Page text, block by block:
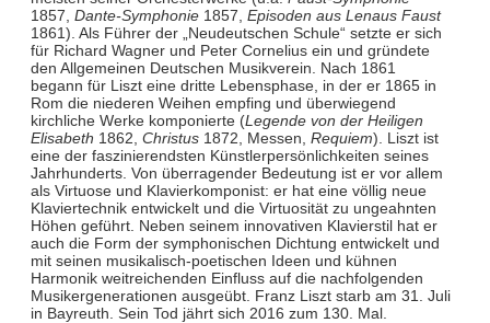
1857, Dante-Symphonie1857, Episoden aus Lenaus Faust
1861). Als Führer der „Neudeutschen Schule“ setzte er sich
für Richard Wagner und Peter Cornelius ein und gründete
den Allgemeinen Deutschen Musikverein. Nach 1861
begann für Liszt eine dritte Lebensphase, in der er 1865 in
Rom die niederen Weihen empfing und überwiegend
kirchliche Werke komponierte (Legende von der Heiligen
Elisabeth 1862, Christus1872, Messen, Requiem). Liszt ist
eine der faszinierendsten Künstlerpersönlichkeiten seines
Jahrhunderts. Von überragender Bedeutung ist er vor allem
als Virtuose und Klavierkomponist: er hat eine völlig neue
Klaviertechnik entwickelt und die Virtuosität zu ungeahnten
Höhen geführt. Neben seinem innovativen Klavierstil hat er
auch die Form der symphonischen Dichtung entwickelt und
mit seinen musikalisch-poetischen Ideen und kühnen
Harmonik weitreichenden Einfluss auf die nachfolgenden
Musikergenerationen ausgeübt. Franz Liszt starb am 31. Juli
in Bayreuth. Sein Tod jährt sich 2016 zum 130. Mal.